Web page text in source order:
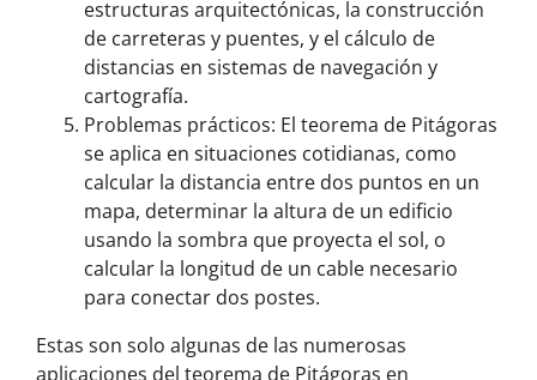
estructuras arquitectónicas, la construcción
de carreteras y puentes, y el cálculo de
distancias en sistemas de navegación y
cartografía.
Problemas prácticos: El teorema de Pitágoras
se aplica en situaciones cotidianas, como
calcular la distancia entre dos puntos en un
mapa, determinar la altura de un edificio
usando la sombra que proyecta el sol, o
calcular la longitud de un cable necesario
para conectar dos postes.
Estas son solo algunas de las numerosas
aplicaciones del teorema de Pitágoras en